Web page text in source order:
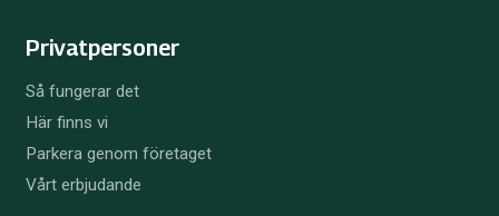
Privatpersoner
Så fungerar det
Här finns vi
Parkera genom företaget
Vårt erbjudande